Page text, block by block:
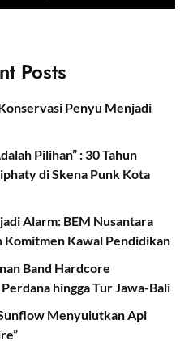
Posts
Penyu Menjadi
Pilihan” : 30 Tahun
di Skena Punk Kota
Alarm: BEM Nusantara
Komitmen Kawal Pendidikan
Band Hardcore
hingga Tur Jawa-Bali
Menyulutkan Api